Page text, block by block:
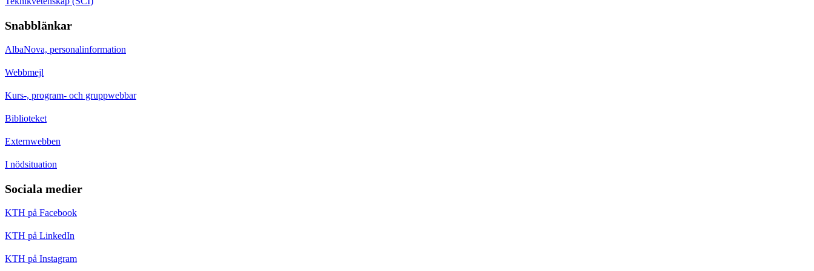
Snabblänkar
AlbaNova, personalinformation
Webbmejl
Kurs-, program- och gruppwebbar
Biblioteket
Externwebben
I nödsituation
Sociala medier
KTH på Facebook
KTH på LinkedIn
KTH på Instagram